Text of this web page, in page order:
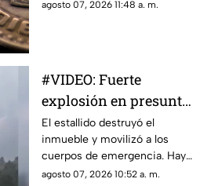
durante el fin de semana, es
mejor rendimiento.
agosto 07, 2026 11:48 a. m.
#VIDEO: Fuerte
explosión en presunto
polvorín deja un
muerto y dos heridos.
El estallido destruyó el
inmueble y movilizó a los
cuerpos de emergencia. Hay
personas lesionadas.
agosto 07, 2026 10:52 a. m.